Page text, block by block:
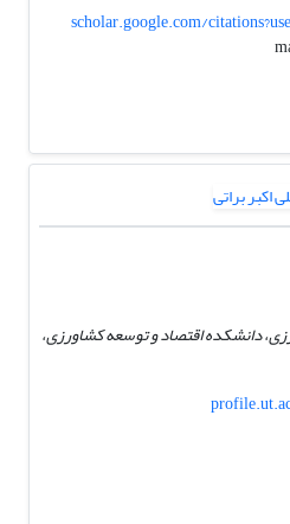
scholar.google.com/
دانشکده اقتصاد و توسعه کشاورزی،